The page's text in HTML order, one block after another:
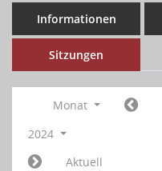
Informationen
Sitzungen
Monat
2024
Aktuell